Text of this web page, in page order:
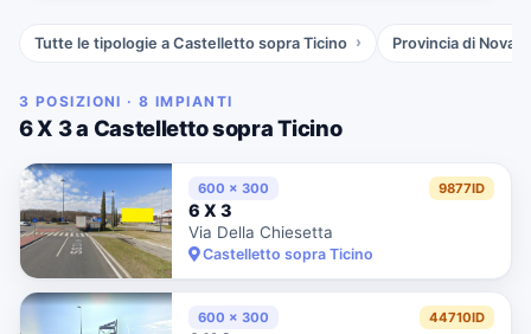
Tutte le tipologie a Castelletto sopra Ticino Provincia di Novara
3 POSIZIONI · 8 IMPIANTI
6 X 3 a Castelletto sopra Ticino
600 x 300 9877ID
6 X 3
Via Della Chiesetta
Castelletto sopra Ticino
600 x 300 44710ID